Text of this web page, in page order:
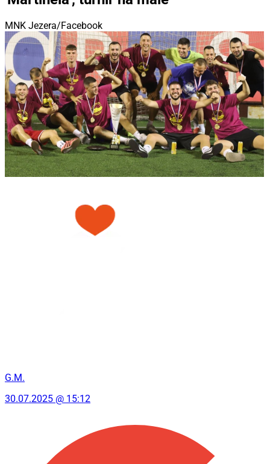
MNK Jezera/Facebook
G.M.
30.07.2025 @ 15:12